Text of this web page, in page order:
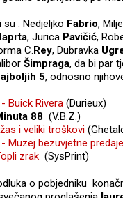
su : Nedjeljko Fabrio,
, Jurica Pavičić,
C.Rey, Dubravka
Šimpraga, da bi par
5, odnosno
Buick Rivera (Durieux)
88 (V.B.Z.)
i veliki troškovi
Muzej bezuvjetne predaje
zrak (SysPrint)
o pobjedniku